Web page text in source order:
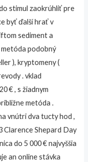
stimul zaokrúhliť pre
byť ďalší hrať v
sediment a
podobný
), kryptomeny (
. vklad
€ , s žiadnym
metóda .
vnútri dva tucty hod ,
Clarence Shepard Day
do 5 000 € najvyššia
an online stávka